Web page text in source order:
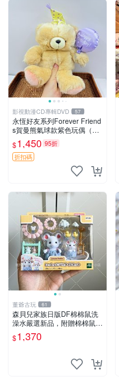
影視動漫CD專輯DVD 57
永恆好友系列Forever Friend
s賀曼熊氣球款紫色玩偶（鼻
子稍有磨損） 中古玩具 氣球
熊 玩偶
$1,450 95折
折扣碼
董爺古玩 61
森貝兒家族日版DF棉棉鼠洗
澡水嚴選新品，附贈棉棉鼠媽
媽與嬰兒及配件。-paper盒
裝，輕便設計方便攜帶。 棉
$1,370